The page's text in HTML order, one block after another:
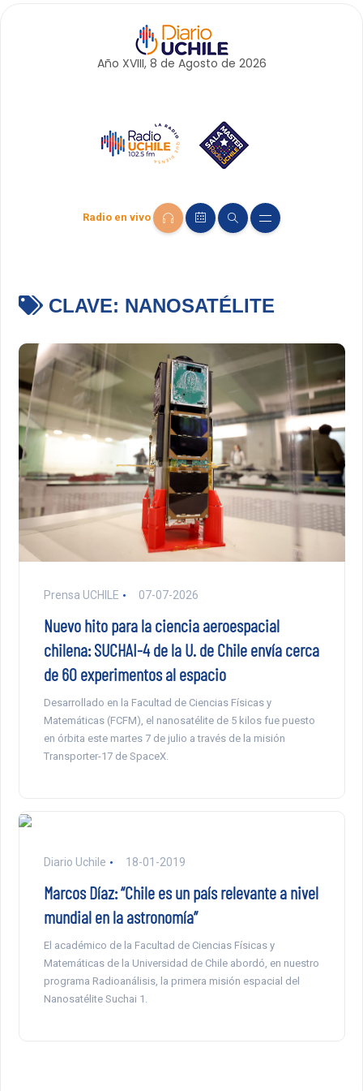
Año XVIII, 8 de Agosto de 2026
Radio en vivo
CLAVE: NANOSATÉLITE
Prensa UCHILE 07-07-2026
Nuevo hito para la ciencia aeroespacial
chilena: SUCHAI-4 de la U. de Chile envía cerca
de 60 experimentos al espacio
Desarrollado en la Facultad de Ciencias Físicas y
Matemáticas (FCFM), el nanosatélite de 5 kilos fue puesto
en órbita este martes 7 de julio a través de la misión
Transporter-17 de SpaceX.
Diario Uchile 18-01-2019
Marcos Díaz: “Chile es un país relevante a nivel
mundial en la astronomía”
El académico de la Facultad de Ciencias Físicas y
Matemáticas de la Universidad de Chile abordó, en nuestro
programa Radioanálisis, la primera misión espacial del
Nanosatélite Suchai 1.